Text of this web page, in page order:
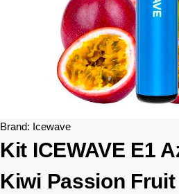
Brand: Icewave
Kit ICEWAVE E1
Kiwi Passion